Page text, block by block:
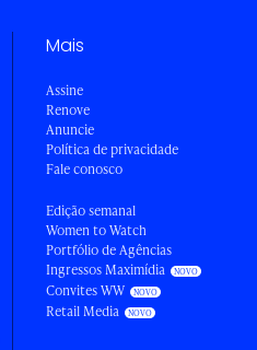
Mais
Assine
Renove
Anuncie
Política de privacidade
Fale conosco
Edição semanal
Women to Watch
Portfólio de Agências
Ingressos Maximídia
Convites WW
Retail Media